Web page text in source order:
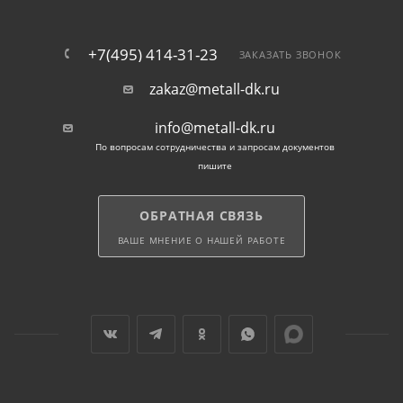
покрытие защищает гайки от коррозии, что
Примеры использования
металлических элементов и балок, обеспечивая их
индустрии гайки используются для сборки
+7(495) 414-31-23 ЗАКАЗАТЬ ЗВОНОК
zakaz@metall-dk.ru
info@metall-dk.ru
По вопросам сотрудничества и запросам документов
пишите
ОБРАТНАЯ СВЯЗЬ
ВАШЕ МНЕНИЕ О НАШЕЙ РАБОТЕ